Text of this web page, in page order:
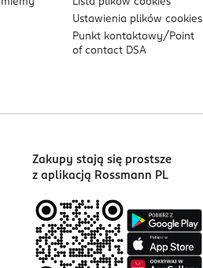
Ustawienia plikówcookies
Punkt kontaktowy/ Point
of contact DSA
Zakupy stają się prostsze
z aplikacją Rossmann PL